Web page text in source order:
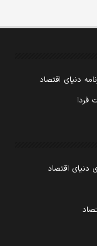
دنیای اقتصاد
فردا
دنیای اقتصاد